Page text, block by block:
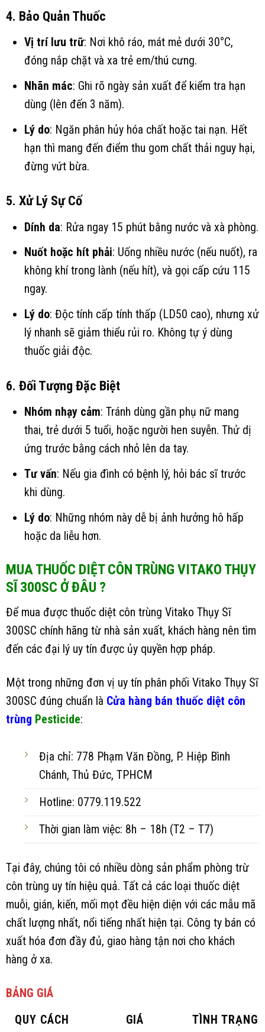
4. Bảo Quản Thuốc
Vị trí lưu trữ: Nơi khô ráo, mát mẻ dưới 30°C,
đóng nắp chặt và xa trẻ em/thú cưng.
Nhãn mác: Ghi rõ ngày sản xuất để kiểm tra hạn
dùng (lên đến 3 năm).
Lý do: Ngăn phân hủy hóa chất hoặc tai nạn. Hết
hạn thì mang đến điểm thu gom chất thải nguy hại,
đừng vứt bừa.
5. Xử Lý Sự Cố
Dính da: Rửa ngay 15 phút bằng nước và xà phòng.
Nuốt hoặc hít phải: Uống nhiều nước (nếu nuốt), ra
không khí trong lành (nếu hít), và gọi cấp cứu 115
ngay.
Lý do: Độc tính cấp tính thấp (LD50 cao), nhưng xử
lý nhanh sẽ giảm thiểu rủi ro. Không tự ý dùng
thuốc giải độc.
6. Đối Tượng Đặc Biệt
Nhóm nhạy cảm: Tránh dùng gần phụ nữ mang
thai, trẻ dưới 5 tuổi, hoặc người hen suyễn. Thử dị
ứng trước bằng cách nhỏ lên da tay.
Tư vấn: Nếu gia đình có bệnh lý, hỏi bác sĩ trước
khi dùng.
Lý do: Những nhóm này dễ bị ảnh hưởng hô hấp
hoặc da liễu hơn.
MUA THUỐC DIỆT CÔN TRÙNG VITAKO THỤY
SĨ 300SC Ở ĐÂU ?
Để mua được thuốc diệt côn trùng Vitako Thụy Sĩ
300SC chính hãng từ nhà sản xuất, khách hàng nên tìm
đến các đại lý uy tín được ủy quyền hợp pháp.
Một trong những đơn vị uy tín phân phối Vitako Thụy Sĩ
300SC đúng chuẩn là Cửa hàng bán thuốc diệt côn
trùng Pesticide:
Địa chỉ: 778 Phạm Văn Đồng, P. Hiệp Bình
Chánh, Thủ Đức, TPHCM
Hotline: 0779.119.522
Thời gian làm việc: 8h – 18h (T2 – T7)
Tại đây, chúng tôi có nhiều dòng sản phẩm phòng trừ
côn trùng uy tín hiệu quả. Tất cả các loại thuốc diệt
muỗi, gián, kiến, mối mọt đều hiện diện với các mẫu mã
chất lượng nhất, nổi tiếng nhất hiện tại. Công ty bán có
xuất hóa đơn đầy đủ, giao hàng tận nơi cho khách
hàng ở xa.
BẢNG GIÁ
QUY CÁCH
GIÁ TÌNH TRẠNG